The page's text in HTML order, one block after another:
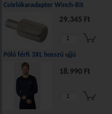
Csörlőkaradapter Winch-Bit
29.345 Ft
Póló férfi 3XL hosszú ujjú
18.990 Ft